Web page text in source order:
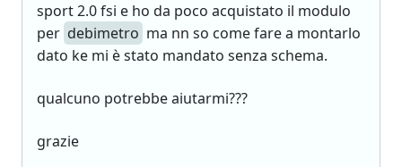
sport 2.0 fsi e ho da poco acquistato il modulo
per debimetro ma nn so come fare a montarlo
dato ke mi è stato mandato senza schema.
qualcuno potrebbe aiutarmi???
grazie